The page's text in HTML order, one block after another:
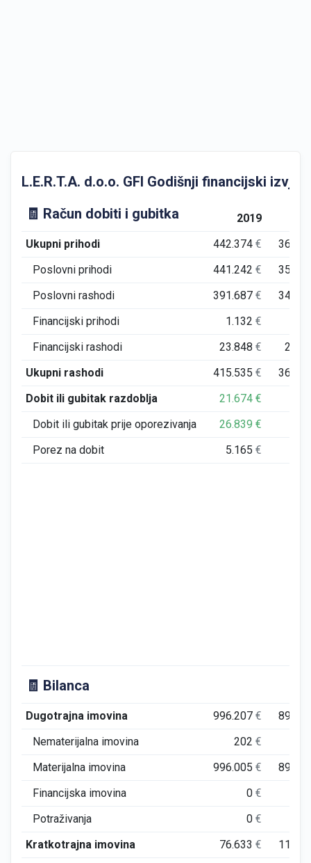
L.E.R.T.A. d.o.o. GFI Godišnji financijski
🧾 Račun dobiti i gubitka
2019
Ukupni prihodi
442.374€
Poslovni prihodi
441.242€
Poslovni rashodi
391.687€
Financijski prihodi
1.132€
Financijski rashodi
23.848€
Ukupni rashodi
415.535€
Dobit ili gubitak razdoblja
21.674€
Dobit ili gubitak prije oporezivanja
26.839€
Porez na dobit
5.165€
🧾 Bilanca
Dugotrajna imovina 996.207€
Nematerijalna imovina
202€
Materijalna imovina
996.005€
Financijska imovina
0€
Potraživanja
0€
Kratkotrajna imovina
76.633€